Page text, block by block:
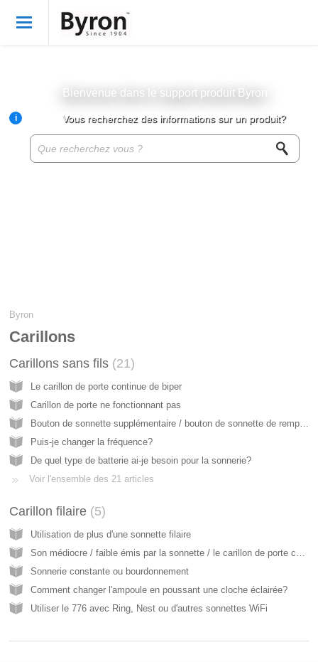
Byron Products
Product knowledge base
Bienvenue dans le support produit Byron
Vous recherchez des informations sur un produit?
i
Byron
Carillons
Carillons sans fils 21
Le carillon de porte continue de biper
Carillon de porte ne fonctionnant pas
Puis-je changer la fréquence?
De quel type de batterie ai-je besoin pour la sonnerie?
Voir l'ensemble des 21 articles
Carillon filaire 5
Utilisation de plus d'une sonnette filaire
Sonnerie constante ou bourdonnement
Comment changer l'ampoule en poussant une cloche éclairée?
Utiliser le 776 avec Ring, Nest ou d'autres sonnettes WiFi